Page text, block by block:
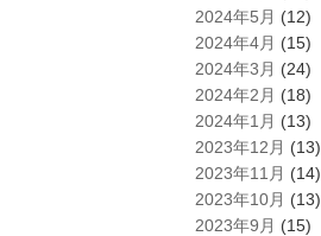
2024年5月 (12)
2024年4月 (15)
2024年3月 (24)
2024年2月 (18)
2024年1月 (13)
2023年12月 (13)
2023年11月 (14)
2023年10月 (13)
2023年9月 (15)